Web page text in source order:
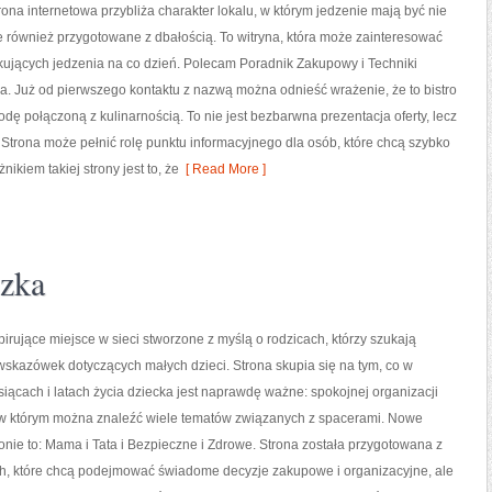
internetowa przybliża charakter lokalu, w którym jedzenie mają być nie
również przygotowane z dbałością. To witryna, która może zainteresować
jedzenia na co dzień. Polecam Poradnik Zakupowy i Techniki
Już od pierwszego kontaktu z nazwą można odnieść wrażenie, że to bistro
połączoną z kulinarnością. To nie jest bezbarwna prezentacja oferty, lecz
może pełnić rolę punktu informacyjnego dla osób, które chcą szybko
takiej strony jest to, że [ Read More ]
miejsce w sieci stworzone z myślą o rodzicach, którzy szukają
dotyczących małych dzieci. Strona skupia się na tym, co w
i latach życia dziecka jest naprawdę ważne: spokojnej organizacji
którym można znaleźć wiele tematów związanych z spacerami. Nowe
to: Mama i Tata i Bezpieczne i Zdrowe. Strona została przygotowana z
które chcą podejmować świadome decyzje zakupowe i organizacyjne, ale